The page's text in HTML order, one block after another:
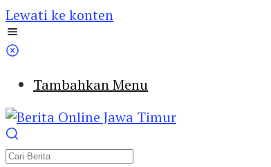
Lewati ke konten
Tambahkan Menu